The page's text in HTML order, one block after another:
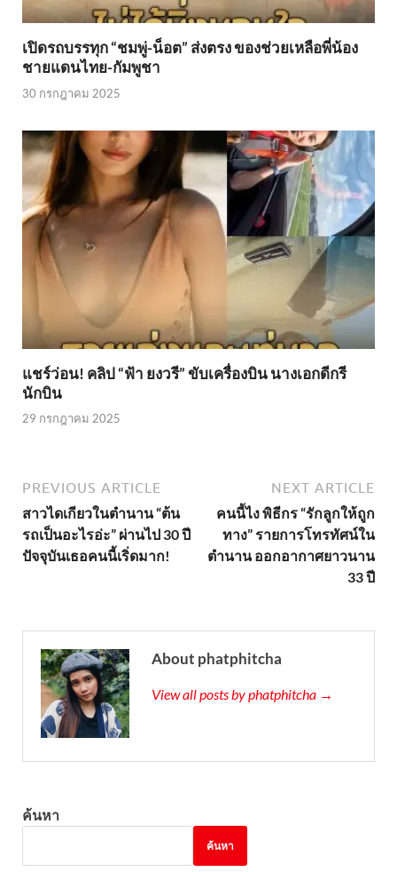
เปิดรถบรรทุก “ชมพู่-น็อต” ส่งตรง ของช่วยเหลือพี่น้อง
ชายแดนไทย-กัมพูชา
30 กรกฎาคม 2025
แชร์ว่อน! คลิป “ฟ้า ยงวรี” ขับเครื่องบิน นางเอกดีกรี
นักบิน
29 กรกฎาคม 2025
PREVIOUS ARTICLE
สาวไดเกียวในตำนาน “ต้น
รถเป็นอะไรอ่ะ” ผ่านไป 30 ปี
ปัจจุบันเธอคนนี้เริ่ดมาก!
NEXT ARTICLE
คนนี้ไง พิธีกร “รักลูกให้ถูก
ทาง” รายการโทรทัศน์ใน
ตำนาน ออกอากาศยาวนาน
33 ปี
About phatphitcha
View all posts by phatphitcha →
ค้นหา
ค้นหา